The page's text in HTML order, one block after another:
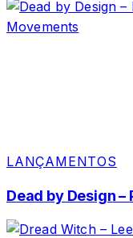
LANÇAMENTOS
Dead by Design